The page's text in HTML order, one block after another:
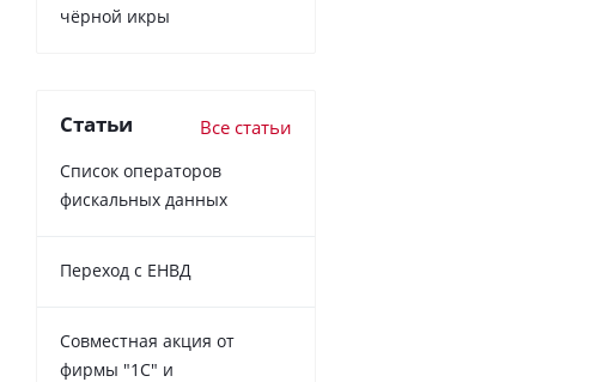
чёрной икры
Статьи Все статьи
Список операторов
фискальных данных
Переход с ЕНВД
Совместная акция от
фирмы "1С" и